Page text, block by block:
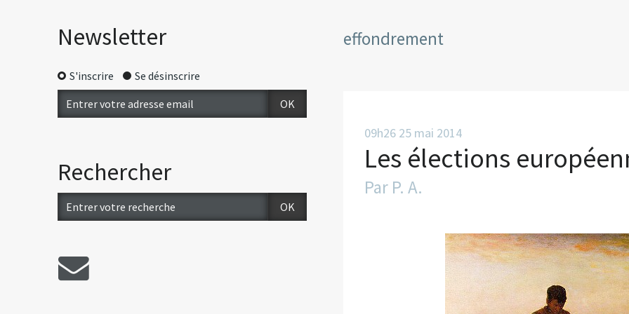
Newsletter
S'inscrire Se désinscrire
Rechercher
effondrement
09h26 25 mai 2014
Les élections
Par P. A.